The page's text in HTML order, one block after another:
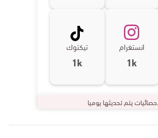
انستغرام
1k
تيكتوك
1k
يتم تحديثها يوميا